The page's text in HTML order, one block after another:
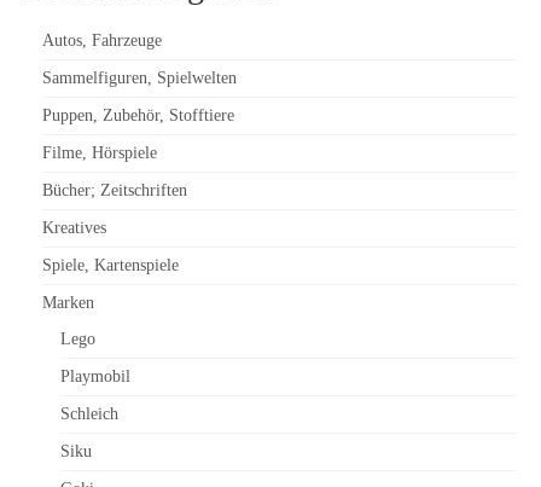
Autos, Fahrzeuge
Sammelfiguren, Spielwelten
Puppen, Zubehör, Stofftiere
Filme, Hörspiele
Bücher; Zeitschriften
Kreatives
Spiele, Kartenspiele
Marken
Lego
Playmobil
Schleich
Siku